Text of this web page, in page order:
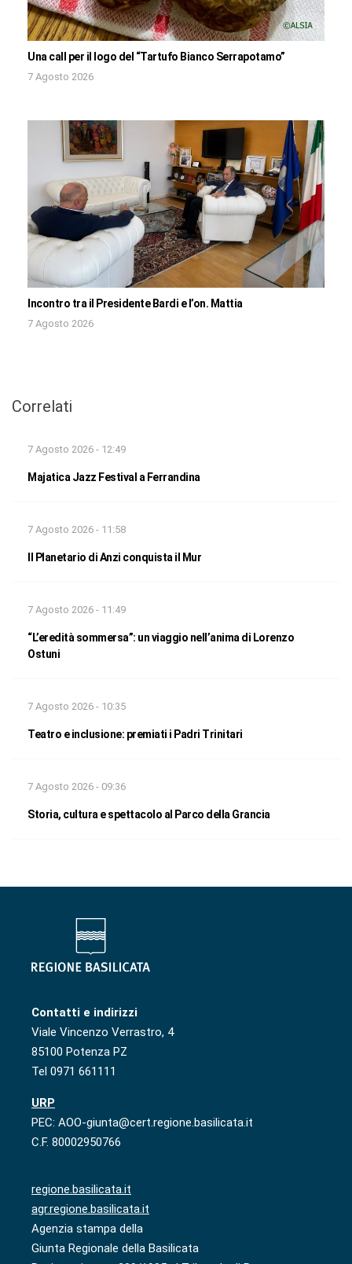
Una call per il logo del “Tartufo Bianco Serrapotamo”
7 Agosto 2026
Incontro tra il Presidente Bardi e l’on. Mattia
7 Agosto 2026
Correlati
7 Agosto 2026 - 12:49
Majatica Jazz Festival a Ferrandina
7 Agosto 2026 - 11:58
Il Planetario di Anzi conquista il Mur
7 Agosto 2026 - 11:49
“L’eredità sommersa”: un viaggio nell’anima di Lorenzo
Ostuni
7 Agosto 2026 - 10:35
Teatro e inclusione: premiati i Padri Trinitari
7 Agosto 2026 - 09:36
Storia, cultura e spettacolo al Parco della Grancia
Contatti e indirizzi
Viale Vincenzo Verrastro, 4
85100 Potenza PZ
Tel 0971 661111
URP
PEC: AOO-giunta@cert.regione.basilicata.it
C.F. 80002950766
regione.basilicata.it
agr.regione.basilicata.it
Agenzia stampa della
Giunta Regionale della Basilicata